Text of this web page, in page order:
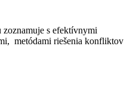
s efektívnymi
metódami riešenia konfliktov